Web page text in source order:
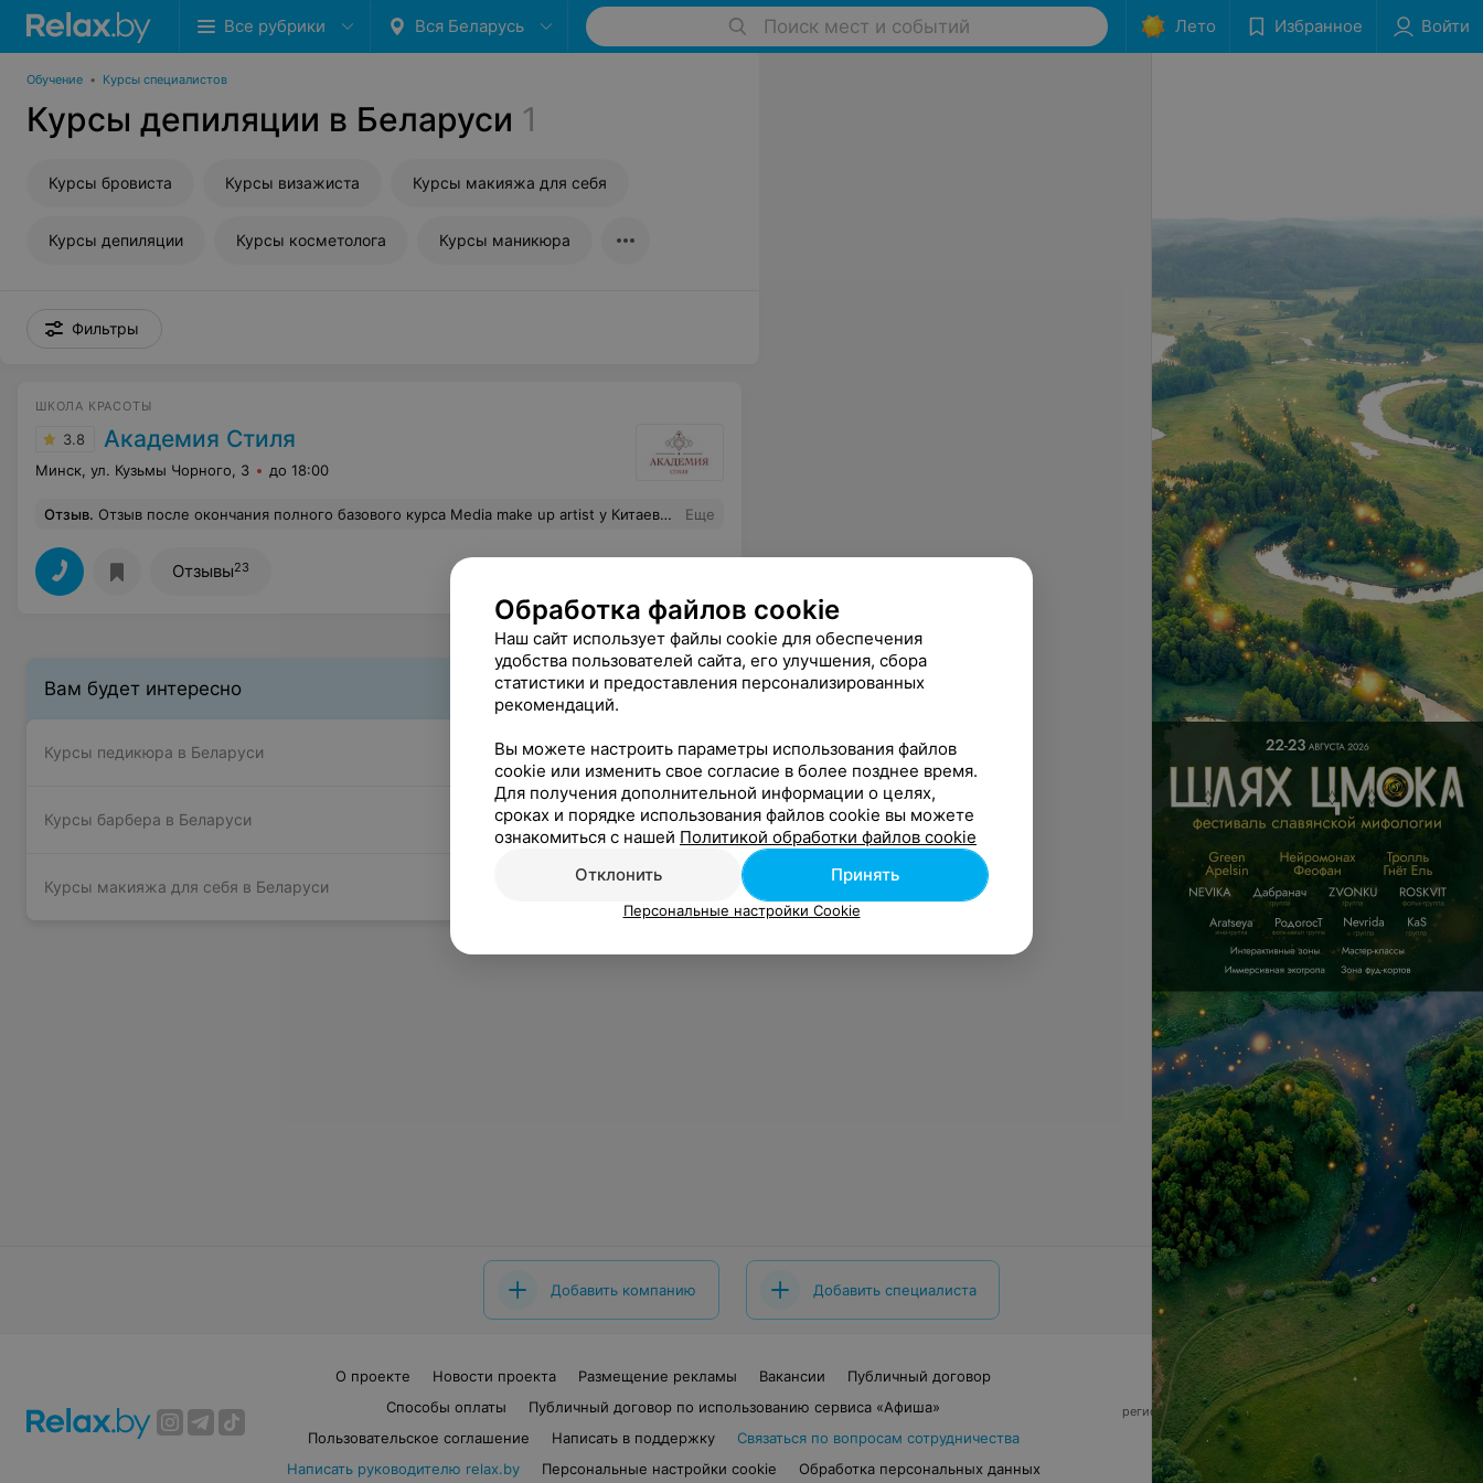
Все рубрики Вся Беларусь Поиск мест и событий Лето Избранное Войти
Обучение • Курсы специалистов
Курсы депиляции в Беларуси 1
Курсы бровиста Курсы визажиста Курсы макияжа для себя
Курсы депиляции Курсы косметолога Курсы маникюра
Фильтры
ШКОЛА КРАСОТЫ
3.8 Академия Стиля
Минск, ул. Кузьмы Чорного, 3 до 18:00
Отзыв. Отзыв после окончания полного базового курса Media make up artist у Китаевой Екатерины в Академии стиля. Отзыв пишу для девочек, которые не могут определиться с выбором курсов, к какому преподавателю пойти, которые, как и я, искали отзывы про этого преподавателя, но, к сожалению, их просто на тот момент не было. С самого начала курсов Китаева Екатерина начала по-разному относится к ученикам. Получалось так, что большинство времени Катя уделяла своим любимчикам, делая макияж вместе с ними на их модели, а к остальным подходила в основном только, если ее позвать. Очень непрофессионально делать такое разделение. Это очень странно, когда люди платят деньги за обучение и вынуждены чувствовать какой-то дискомфорт и дискриминацию на занятиях. Что касается качества обучения, курс называется полный базовый. Какие-то поверхностные моменты Китаева Екатерина нам дала, но не подробно.Некоторые занятия не были проведены (на выбор должно было быть занятие по продвижению и составам). Информации по макияжу не хватало, казалось, что ленилась. Девочки, не спешите с выбором, десять раз проверьте, подумайте и переспросите у тех, кто уже учился или знаком с этой сферой. Либо сходите в качестве модели на занятие к преподавателю, к которому хотели бы записаться на курсы, чтобы вы увидели заранее, как он преподает и объясняет. Нравится ли вам его стиль и так далее... И сделали правильный выбор. Если в целом говорить про Академию стиля, то впечатления хорошие. Отзыв относится только к конкретному курсу Media make up artist у Китаевой Екатерины. Претензии к ней не как к визажисту, а как к преподавателю. Еще
Отзывы23
Вам будет интересно
Курсы педикюра в Беларуси
Курсы барбера в Беларуси
Курсы макияжа для себя в Беларуси
Добавить компанию Добавить специалиста
О проекте Новости проекта Размещение рекламы Вакансии
Публичный договор
Способы оплаты
Публичный договор по использованию сервиса «Афиша»
Пользовательское соглашение
Написать в поддержку
Связаться по вопросам сотрудничества
Написать руководителю relax.by
Персональные настройки cookie Обработка персональных данных
© 2026 ООО «Артокс Лаб», УНП 191700409,
регистрирующий орган - Минский горисполком
220012, Республика Беларусь, г. Минск,
улица Толбухина, 2, пом. 16 | info@relax.by
Обработка файлов cookie
Наш сайт использует файлы cookie для обеспечения
удобства пользователей сайта, его улучшения, сбора
статистики и предоставления персонализированных
рекомендаций.
Вы можете настроить параметры использования файлов
cookie или изменить свое согласие в более позднее время.
Для получения дополнительной информации о целях,
сроках и порядке использования файлов cookie вы можете
ознакомиться с нашей Политикой обработки файлов cookie
Отклонить
Принять
Персональные настройки Cookie